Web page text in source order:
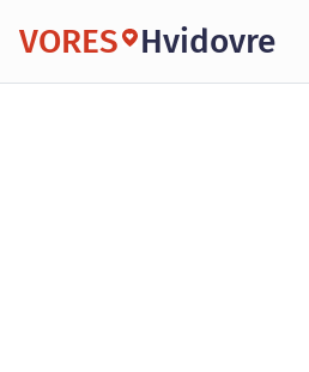
VORES Hvidovre